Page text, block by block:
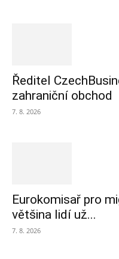
Ředitel
zahraniční obchod
7. 8. 2026
Eurokomisař pro
většina lidí už...
7. 8. 2026